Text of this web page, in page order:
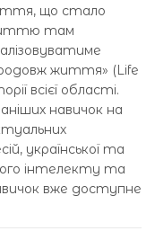
що стало
там
життя» (Life
всієї області.
навичок на
української та
інтелекту та
вже доступне